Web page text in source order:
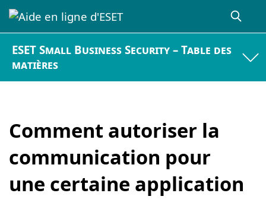
ESET Small Business Security – Table des
matières
Comment autoriser la
communication pour
une certaine application